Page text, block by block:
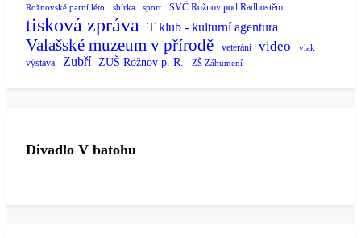
Rožnovské parní léto sbírka sport SVČ Rožnov pod Radhostěm
tisková zpráva T klub - kulturní agentura
Valašské muzeum v přírodě veteráni video vlak
výstava Zubří ZUŠ Rožnov p. R. ZŠ Záhumení
Divadlo V batohu